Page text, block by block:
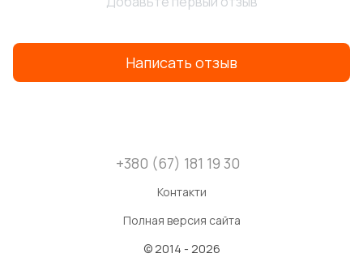
Написать отзыв
+380 (67) 181 19 30
Контакти
Полная версия сайта
© 2014 - 2026